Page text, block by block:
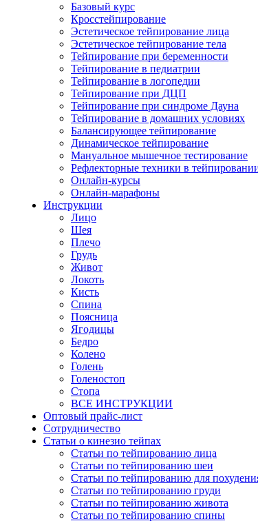
Базовый курс
Кросстейпирование
Эстетическое тейпирование лица
Эстетическое тейпирование тела
Тейпирование при беременности
Тейпирование в педиатрии
Тейпирование в логопедии
Тейпирование при ДЦП
Тейпирование при синдроме Дауна
Тейпирование в домашних условиях
Балансирующее тейпирование
Динамическое тейпирование
Мануальное мышечное тестирование
Рефлекторные техники в
Онлайн-курсы
Онлайн-марафоны
Инструкции
Лицо
Шея
Плечо
Грудь
Живот
Локоть
Кисть
Спина
Поясница
Ягодицы
Бедро
Колено
Голень
Голеностоп
Стопа
ВСЕ ИНСТРУКЦИИ
Оптовый прайс-лист
Сотрудничество
Статьи о кинезио тейпах
Статьи по тейпированию лица
Статьи по тейпированию шеи
Статьи по тейпированию для
Статьи по тейпированию груди
Статьи по тейпированию живота
Статьи по тейпированию спины